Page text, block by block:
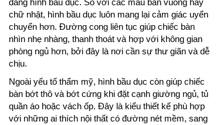
dáng hình bầu dục. So với các mẫu bàn vuông hay
chữ nhật, hình bầu dục luôn mang lại cảm giác uyển
chuyển hơn. Đường cong liên tục giúp chiếc bàn
nhìn nhẹ nhàng, thanh thoát và hợp với không gian
phòng ngủ hơn, bởi đây là nơi cần sự thư giãn và dễ
chịu.
Ngoài yếu tố thẩm mỹ, hình bầu dục còn giúp chiếc
bàn bớt thô và bớt cứng khi đặt cạnh giường ngủ, tủ
quần áo hoặc vách ốp. Đây là kiểu thiết kế phù hợp
với những ai thích nội thất có đường nét mềm, sang